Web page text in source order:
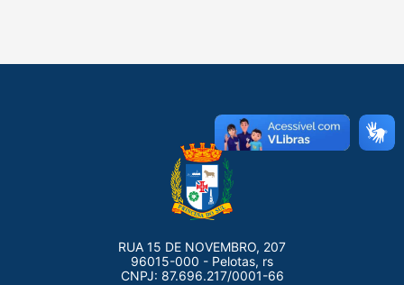
RUA 15 DE NOVEMBRO, 207
96015-000 - Pelotas, rs
CNPJ: 87.696.217/0001-66